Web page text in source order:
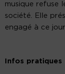
musique refuse
société. Elle
engagé à ce
Infos pratiques